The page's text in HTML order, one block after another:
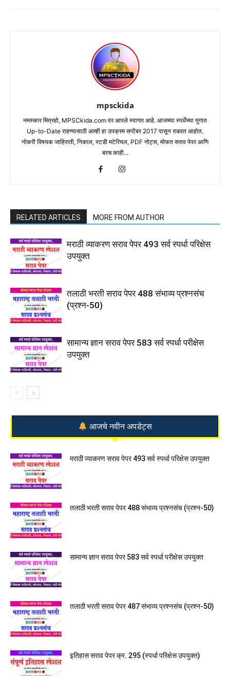
mpsckida
नमस्कार मित्रहो, MPSCkida.com वर आपले स्वागत आहे. आजच्या स्पर्धेच्या युगात
Up-to-Date राहण्यासाठी आम्ही हा उपक्रम सप्टेंबर 2017 पासून राबवत आहोत.
नोकरी विषयक जाहिराती, निकाल, स्टडी मटेरियल, PDF नोट्स, मोफत सराव पेपर आणि
बरच काही...
RELATED ARTICLES MORE FROM AUTHOR
मराठी व्याकरण सराव पेपर 493 सर्व स्पर्धा परिक्षेस
उपयुक्त
तलाठी भरती सराव पेपर 488 संभाव्य प्रश्नसंच
(प्रश्न-50)
सामान्य ज्ञान सराव पेपर 583 सर्व स्पर्धा परीक्षेस
उपयुक्त
आजचे नवीन अपडेट्स
मराठी व्याकरण सराव पेपर 493 सर्व स्पर्धा परिक्षेस उपयुक्त
तलाठी भरती सराव पेपर 488 संभाव्य प्रश्नसंच (प्रश्न-50)
सामान्य ज्ञान सराव पेपर 583 सर्व स्पर्धा परीक्षेस उपयुक्त
तलाठी भरती सराव पेपर 487 संभाव्य प्रश्नसंच (प्रश्न-50)
इतिहास सराव पेपर क्र. 295 (स्पर्धा परिक्षेस उपयुक्त)